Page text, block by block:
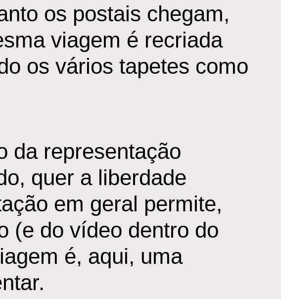
os postais chegam,
viagem é recriada
os vários tapetes como
da representação
quer a liberdade
em geral permite,
(e do vídeo dentro do
é, aqui, uma